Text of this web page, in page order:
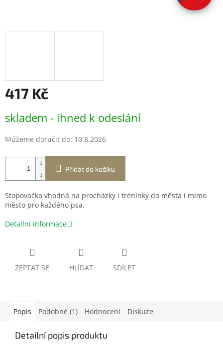
417 Kč
cena:
skladem - ihned k odeslání
Můžeme doručit do: 10.8.2026
Přidat do košíku
Stopovačka vhodná na procházky i tréninky do města i mimo
město pro každého psa.
Detailní informace
ZEPTAT SE HLÍDAT SDÍLET
Popis Podobné (1) Hodnocení Diskuze
Detailní popis produktu